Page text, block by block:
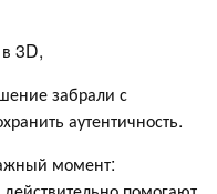
3D,
забрали с
аутентичность.
момент: